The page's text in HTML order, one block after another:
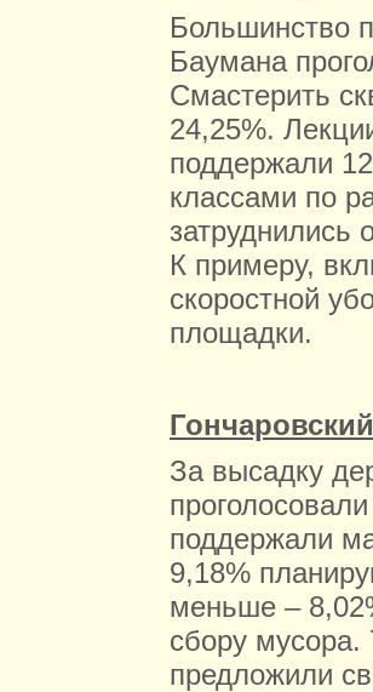
Большинство
Баумана
Смастерить
24,25%.
поддержали
классами по
затруднились
К примеру,
скоростной
площадки.
За высадку
поддержали
9,18%
меньше –
сбору мусора.
предложили